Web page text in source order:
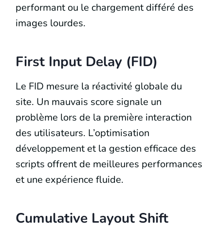
performant ou le chargement différé des
images lourdes.
First Input Delay (FID)
Le FID mesure la réactivité globale du
site. Un mauvais score signale un
problème lors de la première interaction
des utilisateurs. L’optimisation
développement et la gestion efficace des
scripts offrent de meilleures performances
et une expérience fluide.
Cumulative Layout Shift